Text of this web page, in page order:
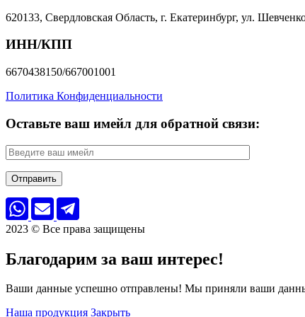
620133, Свердловская Область, г. Екатеринбург, ул.
ИНН/КПП
6670438150/667001001
Политика Конфиденциальности
Оставьте ваш имейл для обратной связи:
2023 © Все права защищены
Благодарим за ваш интерес!
Ваши данные успешно отправлены! Мы приняли ваши
Наша продукция Закрыть